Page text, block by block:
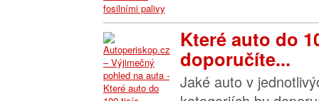
Které auto do
doporučíte...
Jaké auto v